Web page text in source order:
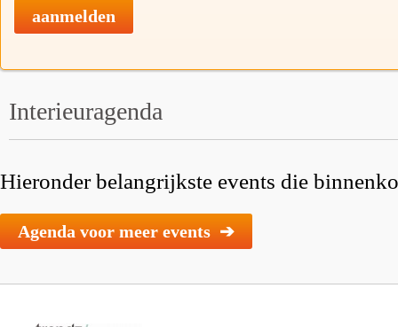
aanmelden
Interieuragenda
Hieronder belangrijkste events die
Agenda voor meer events ➔